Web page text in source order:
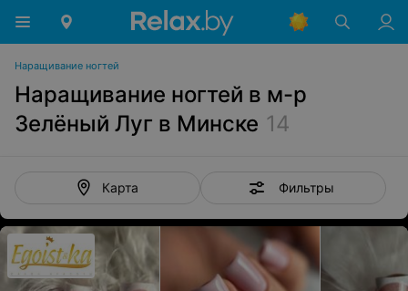
Наращивание ногтей
Наращивание ногтей в м-р
Зелёный Луг в Минске 14
Карта Фильтры